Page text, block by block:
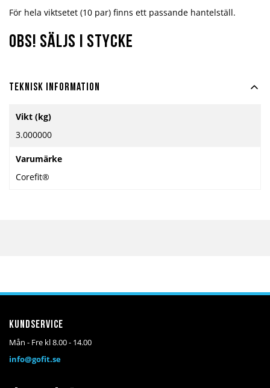
För hela viktsetet (10 par) finns ett passande hantelställ.
OBS! SÄLJS I STYCKE
Teknisk information
information
Vikt (kg)
3.000000
Varumärke
Corefit®
Kundservice
Mån - Fre kl 8.00 - 14.00
info@gofit.se